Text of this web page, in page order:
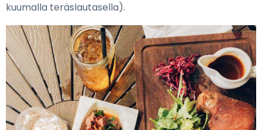
kuumalla teräslautasella).